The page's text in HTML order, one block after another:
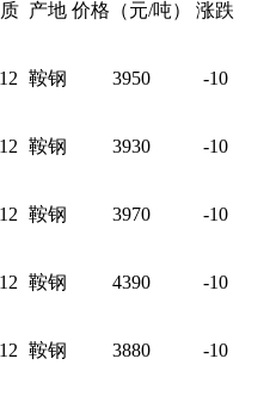
产地 价格（元/吨） 涨跌
鞍钢 3950 -10
鞍钢 3930 -10
鞍钢 3970 -10
鞍钢 4390 -10
鞍钢 3880 -10